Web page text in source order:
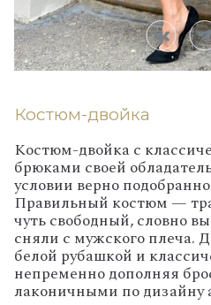
Костюм-двойка
Костюм-двойка с
брюками своей
условии верно
Правильный костюм —
чуть свободный, словно
сняли с мужского плеча.
белой рубашкой и
непременно дополняя
лаконичными по дизайну